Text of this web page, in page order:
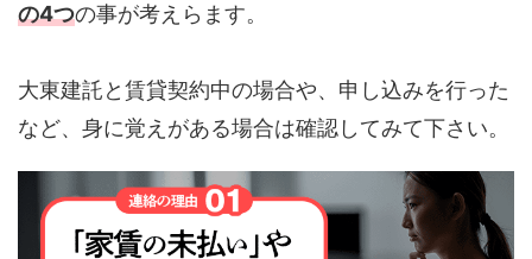
の4つの事が考えらます。
大東建託と賃貸契約中の場合や、申し込みを行った
など、身に覚えがある場合は確認してみて下さい。